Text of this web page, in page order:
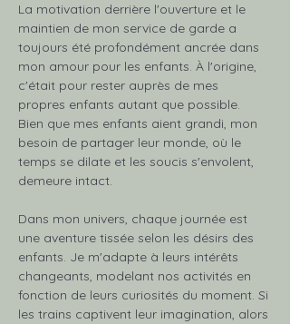
La motivation derrière l'ouverture et le
maintien de mon service de garde a
toujours été profondément ancrée dans
mon amour pour les enfants. À l'origine,
c'était pour rester auprès de mes
propres enfants autant que possible.
Bien que mes enfants aient grandi, mon
besoin de partager leur monde, où le
temps se dilate et les soucis s'envolent,
demeure intact.
Dans mon univers, chaque journée est
une aventure tissée selon les désirs des
enfants. Je m'adapte à leurs intérêts
changeants, modelant nos activités en
fonction de leurs curiosités du moment. Si
les trains captivent leur imagination, alors